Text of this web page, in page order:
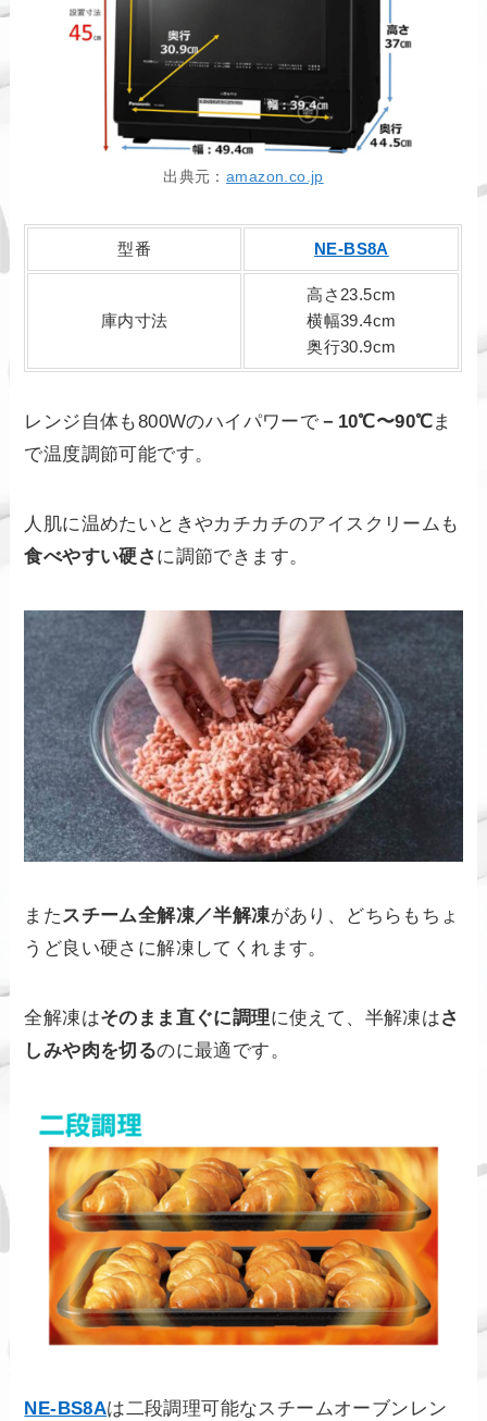
出典元： amazon.co.jp
型番 NE-BS8A
庫内寸法
高さ23.5cm
横幅39.4cm
奥行30.9cm
レンジ自体も800Wのハイパワーで －10℃〜90℃ま
で温度調節可能です。
人肌に温めたいときやカチカチのアイスクリームも
食べやすい硬さ に調節できます。
また スチーム全解凍／半解凍があり、どちらもちょ
うど良い硬さに解凍してくれます。
全解凍はそのまま直ぐに調理に使えて、半解凍はさ
しみや肉を切るのに最適です。
NE-BS8Aは二段調理可能なスチームオーブンレン